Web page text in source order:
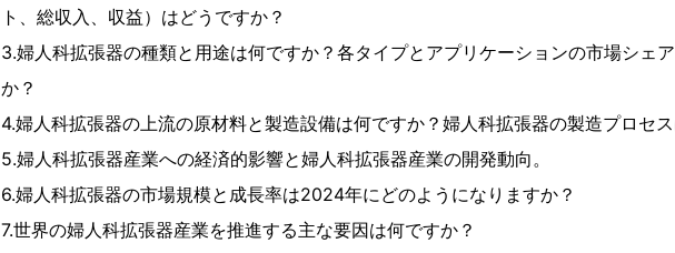
ト、総収入、収益）はどうですか？
3.婦人科拡張器の種類と用途は何ですか？各タイプとアプリケーションの市場シェ
か？
4.婦人科拡張器の上流の原材料と製造設備は何ですか？婦人科拡張器の製造プロセ
5.婦人科拡張器産業への経済的影響と婦人科拡張器産業の開発動向。
6.婦人科拡張器の市場規模と成長率は2024年にどのようになりますか？
7.世界の婦人科拡張器産業を推進する主な要因は何ですか？